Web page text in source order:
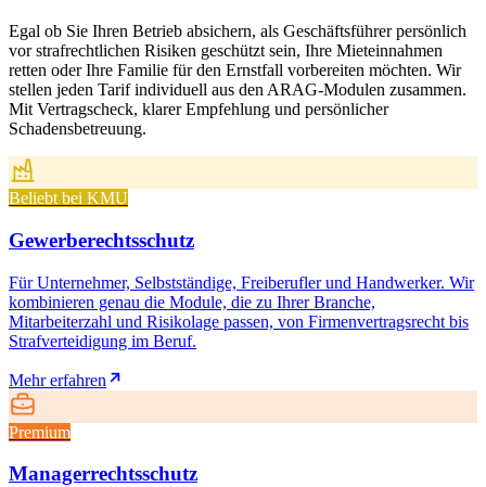
Egal ob Sie Ihren Betrieb absichern, als Geschäftsführer persönlich
vor strafrechtlichen Risiken geschützt sein, Ihre Mieteinnahmen
retten oder Ihre Familie für den Ernstfall vorbereiten möchten. Wir
stellen jeden Tarif individuell aus den ARAG-Modulen zusammen.
Mit Vertragscheck, klarer Empfehlung und persönlicher
Schadensbetreuung.
Beliebt bei KMU
Gewerberechtsschutz
Für Unternehmer, Selbstständige, Freiberufler und Handwerker. Wir
kombinieren genau die Module, die zu Ihrer Branche,
Mitarbeiterzahl und Risikolage passen, von Firmenvertragsrecht bis
Strafverteidigung im Beruf.
Mehr erfahren
Premium
Managerrechtsschutz